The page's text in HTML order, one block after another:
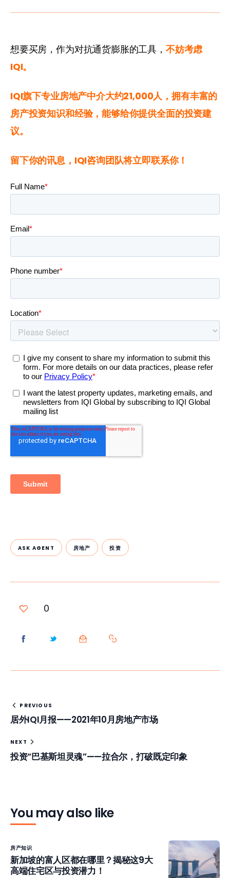
想要买房，作为对抗通货膨胀的工具， 不妨考虑
IQI。
IQI旗下专业房地产中介大约21,000人，拥有丰富的
房产投资知识和经验，能够给你提供全面的投资建
议。
留下你的讯息，IQI咨询团队将立即联系你！
ASK AGENT 房地产 投资
0
PREVIOUS
居外IQI月报——2021年10月房地产市场
NEXT
投资“巴基斯坦灵魂”——拉合尔，打破既定印象
You may also like
房产知识
新加坡的富人区都在哪里？揭秘这9大
高端住宅区与投资潜力！